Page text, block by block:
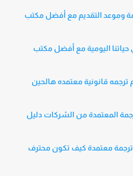
وموعد التقديم مع أفضل مكتب
حياتنا اليومية مع أفضل مكتب
ترجمه قانونية معتمده هالحين
المعتمدة من الشركات دليل
معتمدة كيف تكون محترف